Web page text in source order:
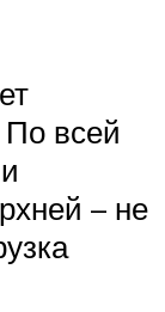
всей
– не